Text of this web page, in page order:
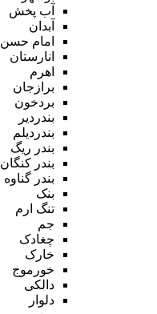
آب پخش
آبدان
امام حسن
انارستان
اهرم
برازجان
بردخون
بندردیر
بندردیلم
بندر ریگ
بندر کنگان
بندر گناوه
بنک
تنگ ارم
جم
چغادک
خارک
خورموج
دالکی
دلوار